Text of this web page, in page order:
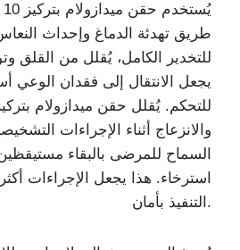
طريق تهدئة الدماغ وإحداث
للتخدير الكامل، يُقلل من القلق
يجعل الانتقال إلى فقدان الوعي
والانزعاج أثناء الإجراءات
السماح للمرضى بالبقاء
استرخاء. هذا يجعل الإجراءات
التنفيذ بأمان.